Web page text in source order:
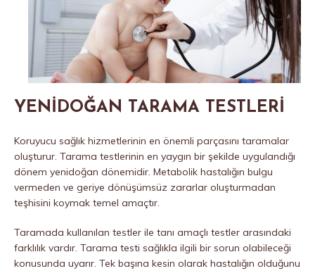
YENİDOĞAN TARAMA TESTLERİ
Koruyucu sağlık hizmetlerinin en önemli parçasını taramalar
oluşturur. Tarama testlerinin en yaygın bir şekilde uygulandığı
dönem yenidoğan dönemidir. Metabolik hastalığın bulgu
vermeden ve geriye dönüşümsüz zararlar oluşturmadan
teşhisini koymak temel amaçtır.
Taramada kullanılan testler ile tanı amaçlı testler arasındaki
farklılık vardır. Tarama testi sağlıkla ilgili bir sorun olabileceği
konusunda uyarır. Tek başına kesin olarak hastalığın olduğunu